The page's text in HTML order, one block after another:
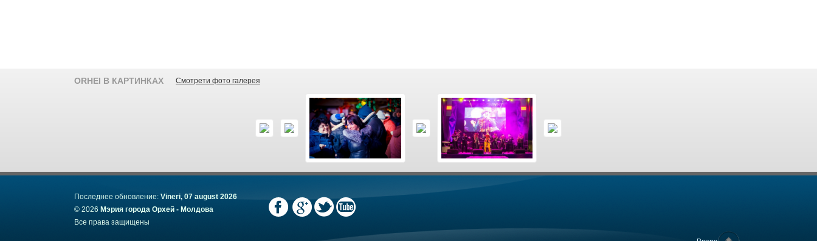
ORHEI В КАРТИНКАХ Смотрети фото галерея
Последнее обновление: Vineri, 07 august 2026
© 2026 Мэрия города Орхей - Молдова
Все права защищены